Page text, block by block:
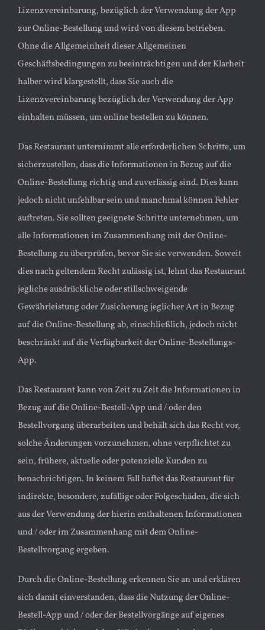
Lizenzvereinbarung, bezüglich der Verwendung der App
zur Online-Bestellung und wird von diesem betrieben.
Ohne die Allgemeinheit dieser Allgemeinen
Geschäftsbedingungen zu beeinträchtigen und der Klarheit
halber wird klargestellt, dass Sie auch die
Lizenzvereinbarung bezüglich der Verwendung der App
einhalten müssen, um online bestellen zu können.
Das Restaurant unternimmt alle erforderlichen Schritte, um
sicherzustellen, dass die Informationen in Bezug auf die
Online-Bestellung richtig und zuverlässig sind. Dies kann
jedoch nicht unfehlbar sein und manchmal können Fehler
auftreten. Sie sollten geeignete Schritte unternehmen, um
alle Informationen im Zusammenhang mit der Online-
Bestellung zu überprüfen, bevor Sie sie verwenden. Soweit
dies nach geltendem Recht zulässig ist, lehnt das Restaurant
jegliche ausdrückliche oder stillschweigende
Gewährleistung oder Zusicherung jeglicher Art in Bezug
auf die Online-Bestellung ab, einschließlich, jedoch nicht
beschränkt auf die Verfügbarkeit der Online-Bestellungs-
App.
Das Restaurant kann von Zeit zu Zeit die Informationen in
Bezug auf die Online-Bestell-App und / oder den
Bestellvorgang überarbeiten und behält sich das Recht vor,
solche Änderungen vorzunehmen, ohne verpflichtet zu
sein, frühere, aktuelle oder potenzielle Kunden zu
benachrichtigen. In keinem Fall haftet das Restaurant für
indirekte, besondere, zufällige oder Folgeschäden, die sich
aus der Verwendung der hierin enthaltenen Informationen
und / oder im Zusammenhang mit dem Online-
Bestellvorgang ergeben.
Durch die Online-Bestellung erkennen Sie an und erklären
sich damit einverstanden, dass die Nutzung der Online-
Bestell-App und / oder der Bestellvorgänge auf eigenes